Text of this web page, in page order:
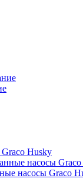
Husky
насосы Graco